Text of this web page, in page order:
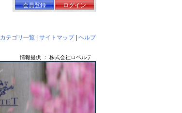
ログイン
会員登録
カテゴリ一覧 サイトマップ| ヘルプ
情報提供 ： 株式会社ロベルテ